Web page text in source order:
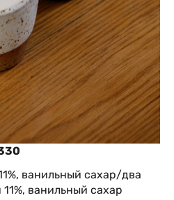
ванильный сахар/два
ванильный сахар